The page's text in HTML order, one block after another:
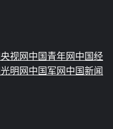
央视网中国青年网中国经
光明网中国军网中国新闻